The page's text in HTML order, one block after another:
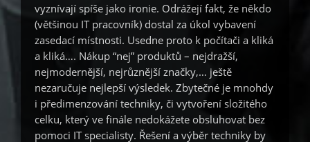
vyznívají spíše jako ironie. Odrážejí fakt, že někdo
(většinou IT pracovník) dostal za úkol vybavení
zasedací místnosti. Usedne proto k počítači a kliká
a kliká…. Nákup “nej” produktů – nejdražší,
nejmodernější, nejrůznější značky,… ještě
nezaručuje nejlepší výsledek. Zbytečné je mnohdy
i předimenzování techniky, či vytvoření složitého
celku, který ve finále nedokážete obsluhovat bez
pomoci IT specialisty. Řešení a výběr techniky by